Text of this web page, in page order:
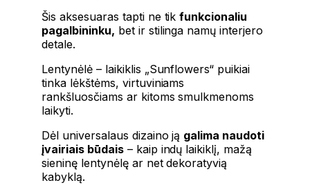
Šis aksesuaras tapti ne tikfunkcionaliu
pagalbininku, bet ir stilinga namų interjero
detale.
Lentynėlė – laikiklis „Sunflowers“ puikiai
tinka lėkštėms, virtuviniams
rankšluosčiams ar kitoms smulkmenoms
laikyti.
Dėl universalaus dizaino ją galima naudoti
įvairiais būdais– kaip indų laikiklį, mažą
sieninę lentynėlę ar net dekoratyvią
kabyklą.